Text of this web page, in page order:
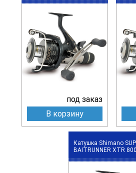
под заказ
В корзину
Катушка Shimano
BAITRUNNER XTR